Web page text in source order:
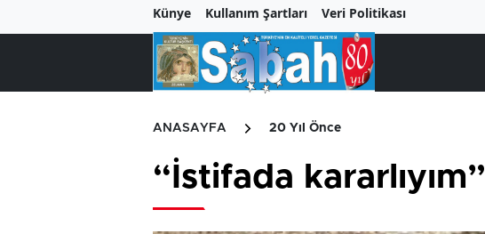
Künye Kullanım Şartları Veri Politikası
ANASAYFA 20 Yıl Önce
“İstifada kararlıyım”